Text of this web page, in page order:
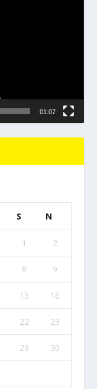
01:07
S N
1 2
8 9
15 16
22 23
29 30